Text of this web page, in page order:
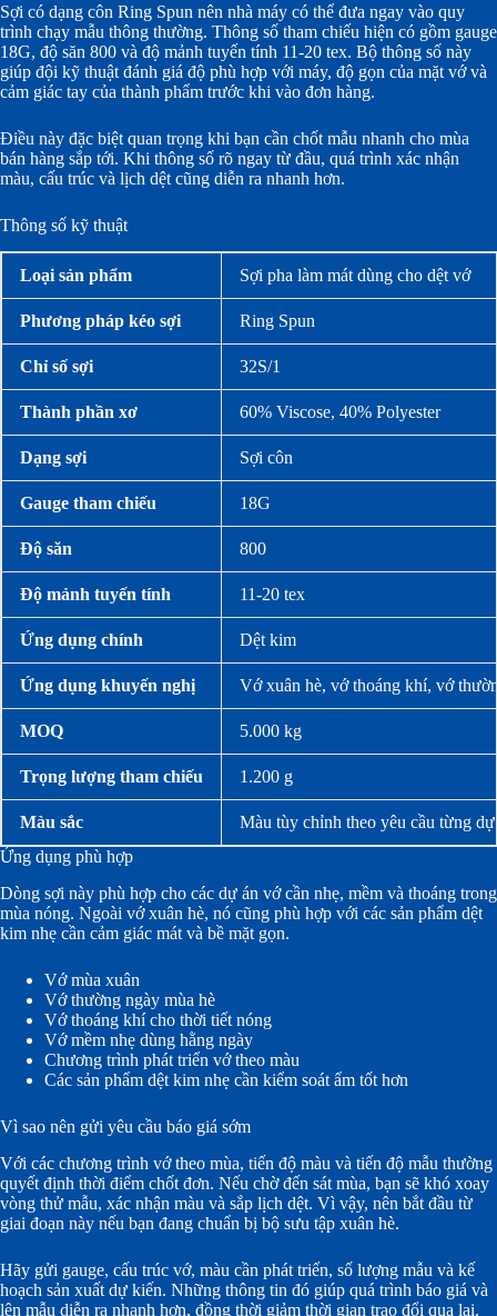
Sợi có dạng côn Ring Spun nên nhà máy có thể đưa ngay vào quy
trình chạy mẫu thông thường. Thông số tham chiếu hiện có gồm gauge
18G, độ săn 800 và độ mảnh tuyến tính 11-20 tex. Bộ thông số này
giúp đội kỹ thuật đánh giá độ phù hợp với máy, độ gọn của mặt vớ và
cảm giác tay của thành phẩm trước khi vào đơn hàng.
Điều này đặc biệt quan trọng khi bạn cần chốt mẫu nhanh cho mùa
bán hàng sắp tới. Khi thông số rõ ngay từ đầu, quá trình xác nhận
màu, cấu trúc và lịch dệt cũng diễn ra nhanh hơn.
Thông số kỹ thuật
Loại sản phẩm Sợi pha làm mát dùng cho dệt vớ
Phương pháp kéo sợi Ring Spun
Chỉ số sợi 32S/1
Thành phần xơ 60% Viscose, 40% Polyester
Dạng sợi Sợi côn
Gauge tham chiếu 18G
Độ săn 800
Độ mảnh tuyến tính 11-20 tex
Ứng dụng chính Dệt kim
Ứng dụng khuyến nghị Vớ xuân hè, vớ thoáng khí, vớ
MOQ 5.000 kg
Trọng lượng tham chiếu 1.200 g
Màu sắc
Màu tùy chỉnh theo yêu cầu từng dự
Ứng dụng phù hợp
Dòng sợi này phù hợp cho các dự án vớ cần nhẹ, mềm và thoáng trong
mùa nóng. Ngoài vớ xuân hè, nó cũng phù hợp với các sản phẩm dệt
kim nhẹ cần cảm giác mát và bề mặt gọn.
Vớ mùa xuân
Vớ thường ngày mùa hè
Vớ thoáng khí cho thời tiết nóng
Vớ mềm nhẹ dùng hằng ngày
Chương trình phát triển vớ theo màu
Các sản phẩm dệt kim nhẹ cần kiểm soát ẩm tốt hơn
Vì sao nên gửi yêu cầu báo giá sớm
Với các chương trình vớ theo mùa, tiến độ màu và tiến độ mẫu thường
quyết định thời điểm chốt đơn. Nếu chờ đến sát mùa, bạn sẽ khó xoay
vòng thử mẫu, xác nhận màu và sắp lịch dệt. Vì vậy, nên bắt đầu từ
giai đoạn này nếu bạn đang chuẩn bị bộ sưu tập xuân hè.
Hãy gửi gauge, cấu trúc vớ, màu cần phát triển, số lượng mẫu và kế
hoạch sản xuất dự kiến. Những thông tin đó giúp quá trình báo giá và
lên mẫu diễn ra nhanh hơn, đồng thời giảm thời gian trao đổi qua lại.